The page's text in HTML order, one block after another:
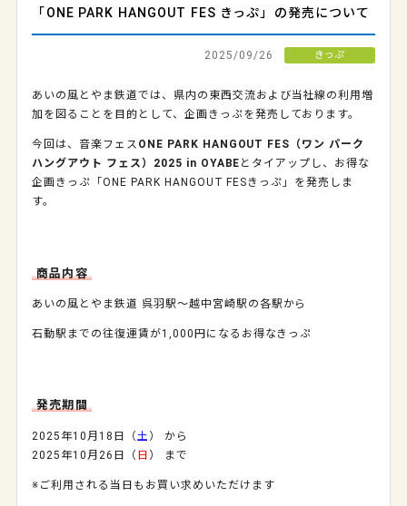
「ONE PARK HANGOUT FES きっぷ」の発売について
2025/09/26 きっぷ
あいの風とやま鉄道では、県内の東西交流および当社線の利用増
加を図ることを目的として、企画きっぷを発売しております。
今回は、音楽フェス ONE PARK HANGOUT FES（ワン パーク
ハングアウト フェス）2025 in OYABE とタイアップし、お得な
企画きっぷ「ONE PARK HANGOUT FESきっぷ」を発売しま
す。
商品内容
あいの風とやま鉄道 呉羽駅～越中宮崎駅の各駅から
石動駅までの往復運賃が1,000円になるお得なきっぷ
発売期間
2025年10月18日（ 土 ） から
2025年10月26日（ 日 ） まで
※ご利用される当日もお買い求めいただけます